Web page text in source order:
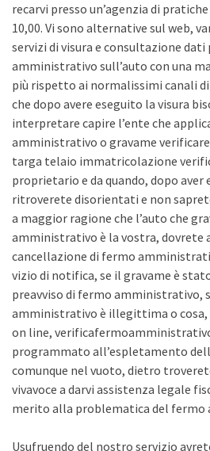
recarvi presso un’agenzia di
10,00. Vi sono alternative sul web,
servizi di visura e consultazione
amministrativo sull’auto con una
più rispetto ai normalissimi canali
che dopo avere eseguito la visura
interpretare capire l’ente che
amministrativo o gravame
targa telaio immatricolazione
proprietario e da quando, dopo
ritroverete disorientati e non
a maggior ragione che l’auto che
amministrativo è la vostra, dovrete
cancellazione di fermo
vizio di notifica, se il gravame è
preavviso di fermo amministrativo,
amministrativo è illegittima o cosa,
on line,
programmato all’espletamento
comunque nel vuoto, dietro
vivavoce a darvi assistenza legale
merito alla problematica del fermo
Usufruendo del nostro servizio